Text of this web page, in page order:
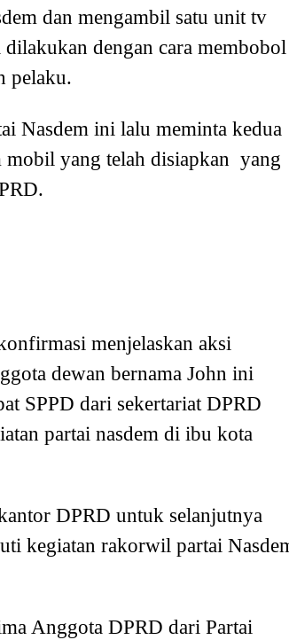
dan mengambil satu unit tv
dengan cara membobol
pelaku.
Nasdem ini lalu meminta kedua
mobil yang telah disiapkan yang
menjelaskan aksi
dewan bernama John ini
SPPD dari sekertariat DPRD
partai nasdem di ibu kota
DPRD untuk selanjutnya
kegiatan rakorwil partai
Anggota DPRD dari Partai